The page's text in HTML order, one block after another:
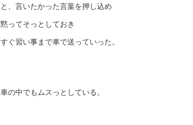
と、言いたかった言葉を押し込め
黙ってそっとしておき
すぐ習い事まで車で送っていった。
車の中でもムスっとしている。